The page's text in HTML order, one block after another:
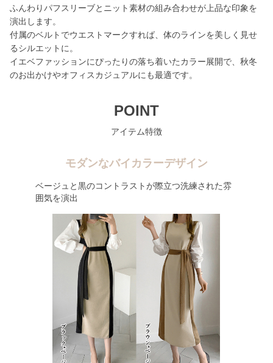
ふんわりパフスリーブとニット素材の組み合わせが上品な印象を
演出します。
付属のベルトでウエストマークすれば、体のラインを美しく見せ
るシルエットに。
イエベファッションにぴったりの落ち着いたカラー展開で、秋冬
のお出かけやオフィスカジュアルにも最適です。
POINT
アイテム特徴
モダンなバイカラーデザイン
ベージュと黒のコントラストが際立つ洗練された雰
囲気を演出